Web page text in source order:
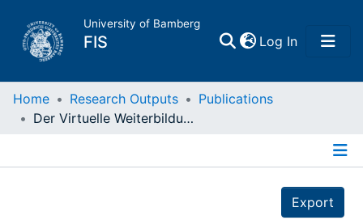
University of Bamberg
FIS Log In(current)
Home
Home Research Outputs
Publications
Der Virtuelle Weiterbildungsstudiengang Wirtschaftsinformatik (VAWi) - Konzepte und Erfahrungen : Vortrag im Rahmen der AUE/DGWF- Jahrestagung in Dresden, 18. und 19. September 2003
Export